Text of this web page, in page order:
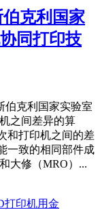
克利国家
同打印技
克利国家实验室
之间差异的算
和打印机之间的差
一致的相同部件成
大修（MRO）...